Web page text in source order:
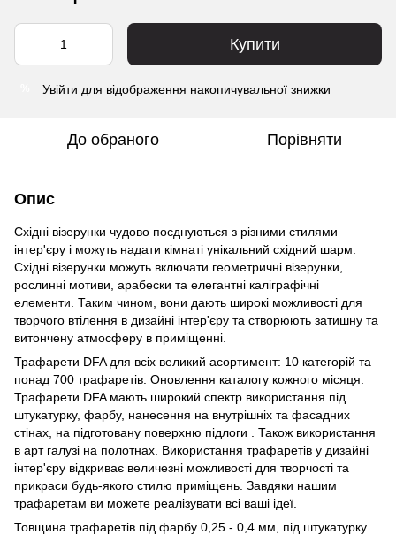
Купити
Увійти для відображення накопичувальної знижки
До обраного Порівняти
Опис
Східні візерунки чудово поєднуються з різними стилями
інтер'єру і можуть надати кімнаті унікальний східний шарм.
Східні візерунки можуть включати геометричні візерунки,
рослинні мотиви, арабески та елегантні каліграфічні
елементи. Таким чином, вони дають широкі можливості для
творчого втілення в дизайні інтер'єру та створюють затишну та
витончену атмосферу в приміщенні.
Трафарети DFA для всіх великий асортимент: 10 категорій та
понад 700 трафаретів. Оновлення каталогу кожного місяця.
Трафарети DFA мають широкий спектр використання під
штукатурку, фарбу, нанесення на внутрішніх та фасадних
стінах, на підготовану поверхню підлоги . Також використання
в арт галузі на полотнах. Використання трафаретів у дизайні
інтер'єру відкриває величезні можливості для творчості та
прикраси будь-якого стилю приміщень. Завдяки нашим
трафаретам ви можете реалізувати всі ваші ідеї.
Товщина трафаретів під фарбу 0,25 - 0,4 мм, під штукатурку